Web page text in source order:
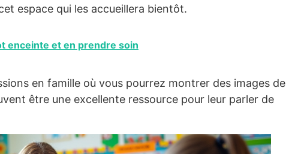
espace qui les accueillera bientôt.
enceinte et en prendre soin
en famille où vous pourrez montrer des images de
être une excellente ressource pour leur parler de